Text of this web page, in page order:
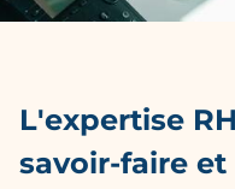
L'expertise
savoir-faire